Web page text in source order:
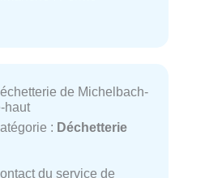
de Michelbach-
haut
: Déchetterie
du service de